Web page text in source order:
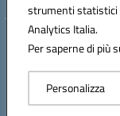
strumenti statistici
Analytics Italia.
Per saperne di più
Personalizza